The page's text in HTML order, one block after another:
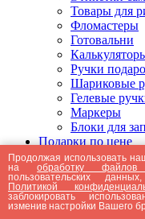
Товары для
Фломастеры
Готовальни
Ручки
Шариковые
Гелевые
Маркеры
Блоки для
Подарки по цене
Подарки от
Подарки до
Подарки до
Подарки до
Подарки до
Продолжая использовать
наобработку
пользовательских
Политикой
заблокировать
изменив настройки Вашего